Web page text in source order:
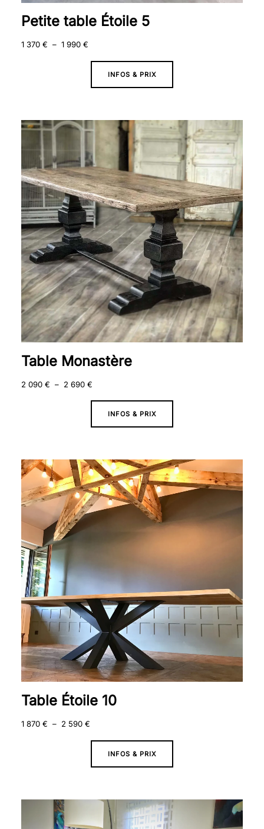
Petite table Étoile 5
1 370 € – 1 990 €
INFOS & PRIX
Table Monastère
2 090 € – 2 690 €
Plage
prix :
2
090 €
à
2
690 €
INFOS & PRIX
Table Étoile 10
1 870 € – 2 590 €
Plage
de
prix :
1
870 €
à
INFOS & PRIX
Plage
prix :